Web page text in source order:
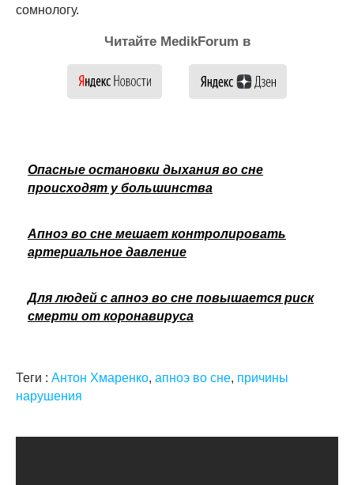
сомнологу.
Читайте MedikForum в
Опасные остановки дыхания во сне
происходят у большинства
Апноэ во сне мешает контролировать
артериальное давление
Для людей с апноэ во сне повышается риск
смерти от коронавируса
Теги : Антон Хмаренко, апноэ во сне, причины
нарушения